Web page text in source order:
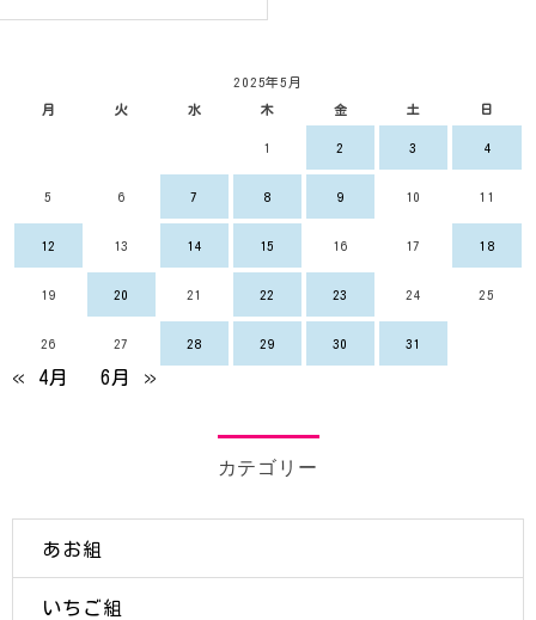
2025年5月
月 火 水 木 金 土 日
1 2 3 4
5 6 7 8 9 10 11
12 13 14 15 16 17 18
19 20 21 22 23 24 25
26 27 28 29 30 31
« 4月 6月 »
カテゴリー
あお組
いちご組